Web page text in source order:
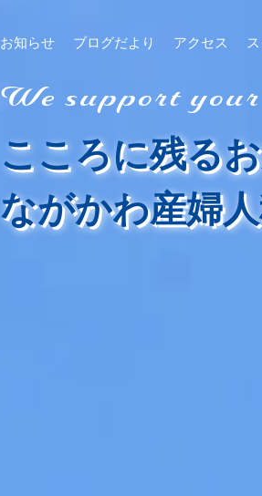
お知らせ ブログだより アクセス
We support
こころに残る
ながかわ産婦